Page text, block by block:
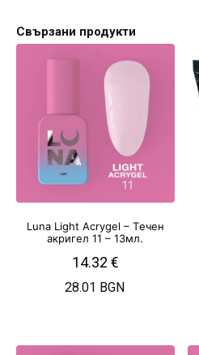
Свързани продукти
Luna Light Acrygel – Tечен
акригел 11 – 13мл.
14.32 €
28.01 BGN